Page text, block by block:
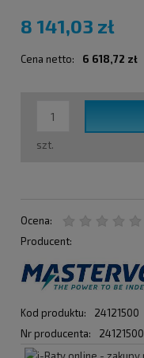
8 141,03 zł
Cena netto: 6 618,72 zł
szt.
Ocena:
Producent:
Kod produktu:
24121500
Nr producenta:
24121500